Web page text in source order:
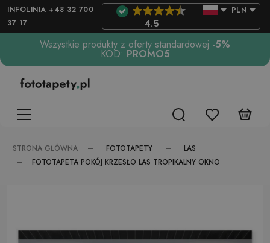
INFOLINIA +48 32 700
37 17
4.5
PLN
Wszystkie produkty z oferty standardowej -5%
KOD: PROMO5
STRONA GŁÓWNA FOTOTAPETY
LAS
FOTOTAPETA POKÓJ KRZESŁO LAS TROPIKALNY OKNO